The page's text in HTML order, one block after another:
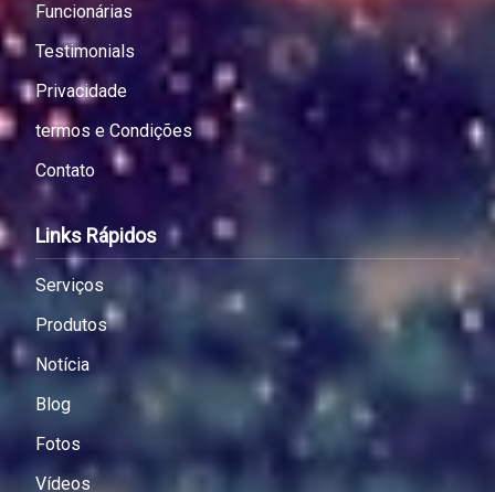
Funcionárias
Testimonials
Privacidade
termos e Condições
Contato
Links Rápidos
Serviços
Produtos
Notícia
Blog
Fotos
Vídeos